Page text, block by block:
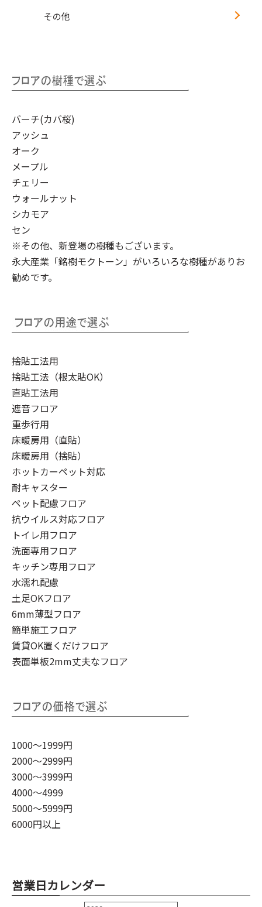
その他
バーチ(カバ桜)
アッシュ
オーク
メープル
チェリー
ウォールナット
シカモア
セン
※その他、新登場の樹種もございます。
永大産業「銘樹モクトーン」 がいろいろな樹種がありお
勧めです。
捨貼工法用
捨貼工法（根太貼OK）
直貼工法用
遮音フロア
重歩行用
床暖房用（直貼）
床暖房用（捨貼）
ホットカーペット対応
耐キャスター
ペット配慮フロア
抗ウイルス対応フロア
トイレ用フロア
洗面専用フロア
キッチン専用フロア
水濡れ配慮
土足OKフロア
6mm薄型フロア
簡単施工フロア
賃貸OK置くだけフロア
表面単板2mm丈夫なフロア
1000～1999円
2000～2999円
3000～3999円
4000～4999
5000～5999円
6000円以上
営業日カレンダー